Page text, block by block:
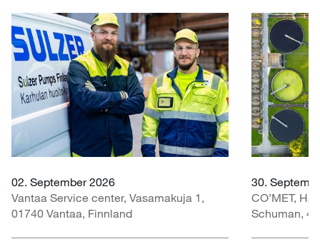
02. September 2026
Vantaa Service center, Vasamakuja 1,
01740 Vantaa, Finnland
30.
CO’MET,
Schuman,